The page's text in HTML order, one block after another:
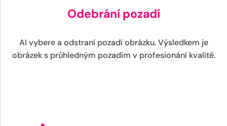
Odebrání pozadí
AI vybere a odstraní pozadí obrázku. Výsledkem je
obrázek s průhledným pozadím v profesionání kvalitě.